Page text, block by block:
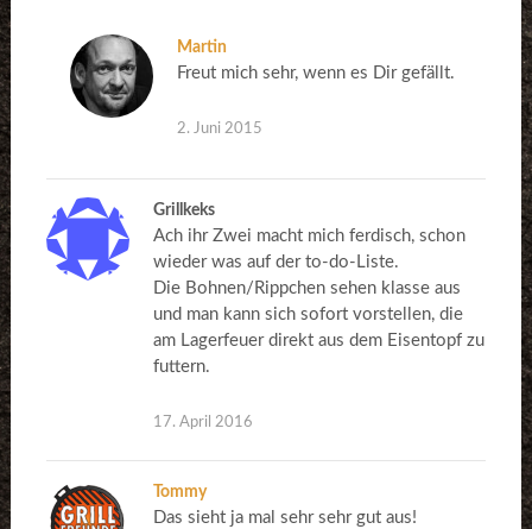
Martin
Freut mich sehr, wenn es Dir gefällt.
2. Juni 2015
Grillkeks
Ach ihr Zwei macht mich ferdisch, schon
wieder was auf der to-do-Liste.
Die Bohnen/Rippchen sehen klasse aus
und man kann sich sofort vorstellen, die
am Lagerfeuer direkt aus dem Eisentopf zu
futtern.
17. April 2016
Tommy
Das sieht ja mal sehr sehr gut aus!